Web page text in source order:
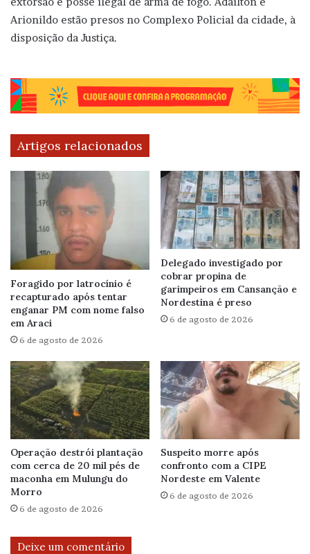
Arionildo estão presos no Complexo Policial da cidade, à
disposição da Justiça.
Artigos relacionados
Foragido por latrocínio é
recapturado após tentar
enganar PM com nome falso
em Araci
6 de agosto de 2026
Delegado investigado por
cobrar propina de
garimpeiros em Cansanção e
Nordestina é preso
6 de agosto de 2026
Operação destrói plantação
com cerca de 20 mil pés de
maconha em Mulungu do
Morro
6 de agosto de 2026
Suspeito morre após
confronto com a CIPE
Nordeste em Valente
6 de agosto de 2026
Deixe um comentário